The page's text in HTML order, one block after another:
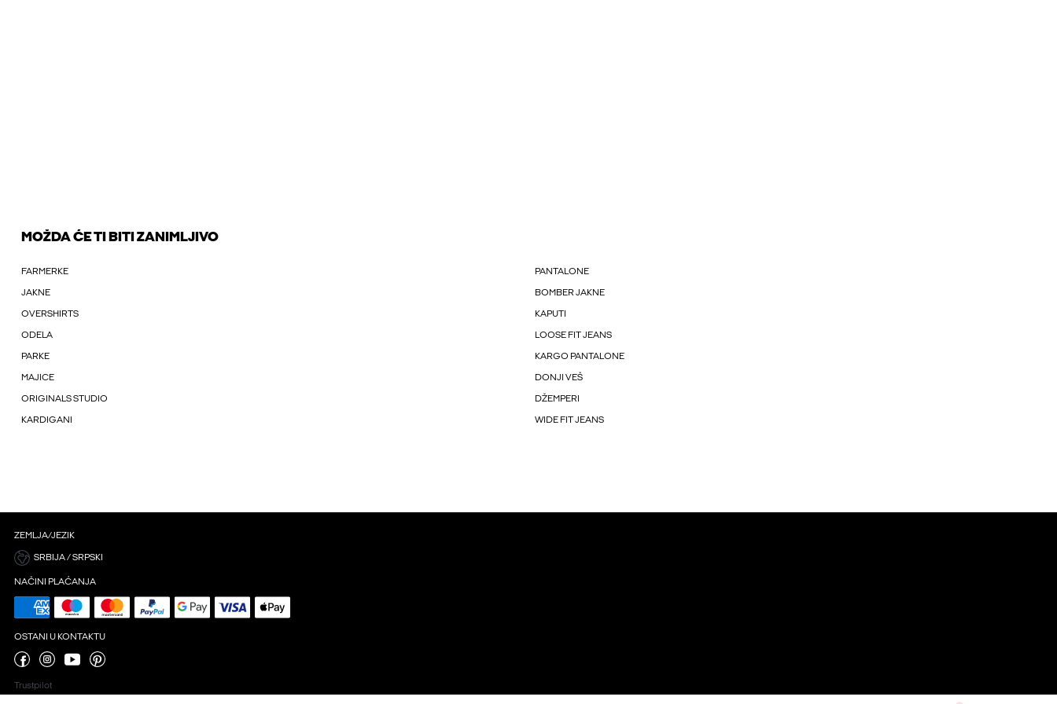
MOŽDA ĆE TI BITI ZANIMLJIVO
FARMERKE PANTALONE
JAKNE BOMBER JAKNE
OVERSHIRTS KAPUTI
ODELA LOOSE FIT JEANS
PARKE KARGO PANTALONE
MAJICE DONJI VEŠ
ORIGINALS STUDIO DŽEMPERI
KARDIGANI WIDE FIT JEANS
ZEMLJA/JEZIK
SRBIJA / SRPSKI
NAČINI PLAĆANJA
OSTANI U KONTAKTU
Trustpilot